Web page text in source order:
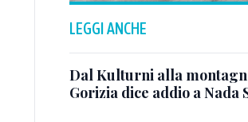
LEGGI ANCHE
Dal Kulturni alla
Gorizia dice addio a Nada